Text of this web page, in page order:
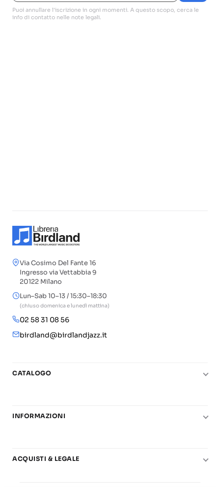
Puoi annullare l'iscrizione in ogni momenti. A questo scopo, cerca le
info di contatto nelle note legali.
Via Cosimo Del Fante 16
Ingresso via Vettabbia 9
20122 Milano
Lun–Sab 10–13 / 15:30–18:30
(chiuso domenica e lunedì mattina)
02 58 31 08 56
birdland@birdlandjazz.it
CATALOGO
Chitarra
Basi play-along
INFORMAZIONI
Carta del Docente
ACQUISTI & LEGALE